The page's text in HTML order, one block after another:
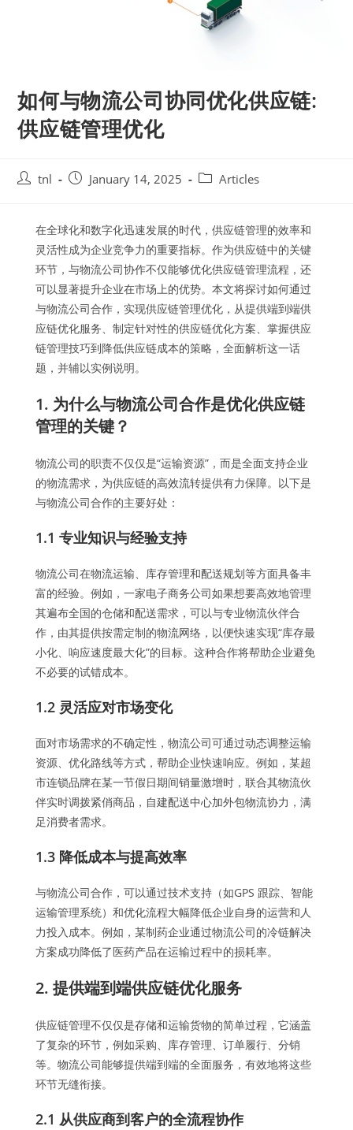
如何与物流公司协同优化供应链:
供应链管理优化
Posttnl
PostJanuary 14, 2025
PostArticles
在全球化和数字化迅速发展的时代，供应链管理的效率和
灵活性成为企业竞争力的重要指标。作为供应链中的关键
环节，与物流公司协作不仅能够优化供应链管理流程，还
可以显著提升企业在市场上的优势。本文将探讨如何通过
与物流公司合作，实现供应链管理优化，从提供端到端供
应链优化服务、制定针对性的供应链优化方案、掌握供应
链管理技巧到降低供应链成本的策略，全面解析这一话
题，并辅以实例说明。
1. 为什么与物流公司合作是优化供应链
管理的关键？
物流公司的职责不仅仅是“运输资源”，而是全面支持企业
的物流需求，为供应链的高效流转提供有力保障。以下是
与物流公司合作的主要好处：
1.1 专业知识与经验支持
物流公司在物流运输、库存管理和配送规划等方面具备丰
富的经验。例如，一家电子商务公司如果想要高效地管理
其遍布全国的仓储和配送需求，可以与专业物流伙伴合
作，由其提供按需定制的物流网络，以便快速实现“库存最
小化、响应速度最大化”的目标。这种合作将帮助企业避免
不必要的试错成本。
1.2 灵活应对市场变化
面对市场需求的不确定性，物流公司可通过动态调整运输
资源、优化路线等方式，帮助企业快速响应。例如，某超
市连锁品牌在某一节假日期间销量激增时，联合其物流伙
伴实时调拨紧俏商品，自建配送中心加外包物流协力，满
足消费者需求。
1.3 降低成本与提高效率
与物流公司合作，可以通过技术支持（如GPS 跟踪、智能
运输管理系统）和优化流程大幅降低企业自身的运营和人
力投入成本。例如，某制药企业通过物流公司的冷链解决
方案成功降低了医药产品在运输过程中的损耗率。
2. 提供端到端供应链优化服务
供应链管理不仅仅是存储和运输货物的简单过程，它涵盖
了复杂的环节，例如采购、库存管理、订单履行、分销
等。物流公司能够提供端到端的全面服务，有效地将这些
环节无缝衔接。
2.1 从供应商到客户的全流程协作